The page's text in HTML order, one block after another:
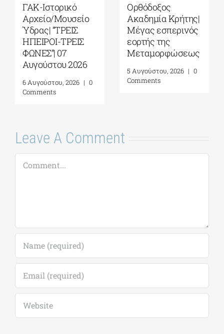
ΓΑΚ-Ιστορικό
Αρχείο/Μουσείο
Ύδρας| “ΤΡΕΙΣ
ΗΠΕΙΡΟΙ-ΤΡΕΙΣ
ΦΩΝΕΣ”| 07
Αυγούστου 2026
6 Αυγούστου, 2026 | 0
Comments
Ορθόδοξος
Ακαδημία Κρήτης|
Μέγας εσπερινός
εορτής της
Μεταμορφώσεως
5 Αυγούστου, 2026 | 0
Comments
Leave A Comment
Comment